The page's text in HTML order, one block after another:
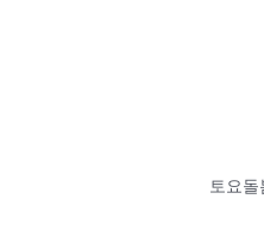
토요